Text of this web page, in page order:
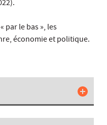
par le bas », les
économie et politique.